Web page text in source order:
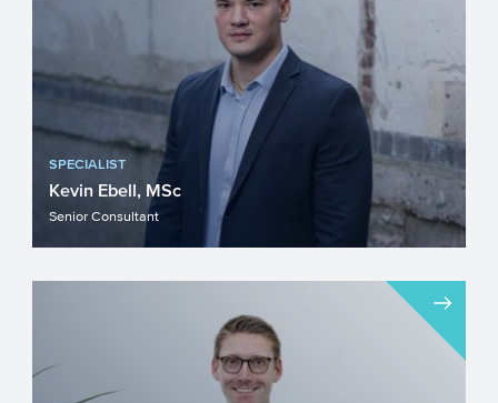
SPECIALIST
Kevin Ebell, MSc
Senior Consultant